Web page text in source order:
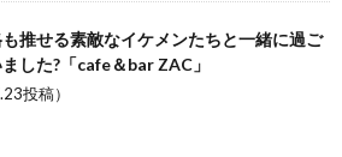
推せる素敵なイケメンたちと一緒に過ご
した?「cafe＆bar ZAC」
投稿）